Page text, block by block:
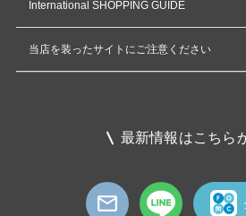
International SHOPPING GUIDE
当店を装ったサイトにご注意ください
最新情報はこちら